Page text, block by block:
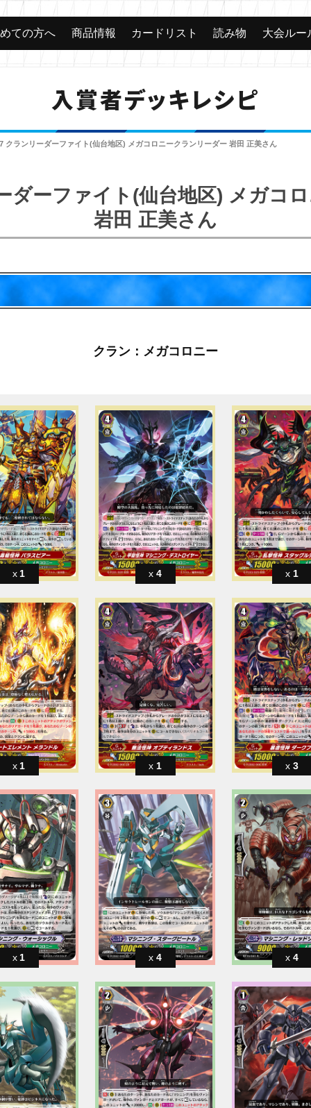
ての方へ 商品情報 カードリスト 読み物 大会ルー
入賞者デッキレシピ
クランリーダーファイト(仙台地区) メガコロニークランリーダー 岩田 正美さん
ダーファイト(仙台地区) メガコ
岩田 正美さん
クラン：メガコロニー
1 4 1
1 1 3
1 4 4